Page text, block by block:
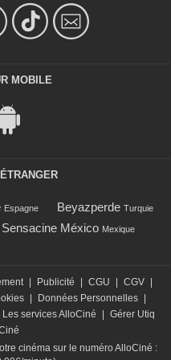
MOBILE
Espagne Beyazperde Turquie
Sensacine México Mexique
Publicité CGU CGV
Données Personnelles
Les services AlloCiné
Gérer Utiq
cinéma sur le numéro AlloCiné :